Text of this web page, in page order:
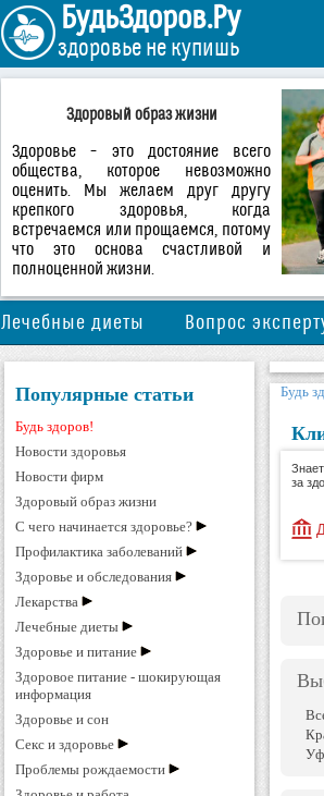
БудьЗдоров.Ру
здоровье не купишь
Здоровый образ жизни
Здоровье – это достояние всего
общества, которое невозможно
оценить. Мы желаем друг другу
крепкого здоровья, когда
встречаемся или прощаемся, потому
что это основа счастливой и
полноценной жизни.
Лечебные диеты Вопрос
Популярные статьи
Будь здоров!
Новости здоровья
Новости фирм
Здоровый образ жизни
С чего начинается здоровье?
Профилактика заболеваний
Здоровье и обследования
Лекарства
Лечебные диеты
Здоровье и питание
Здоровое питание - шокирующая
информация
Здоровье и сон
Секс и здоровье
Проблемы рождаемости
Будь
за